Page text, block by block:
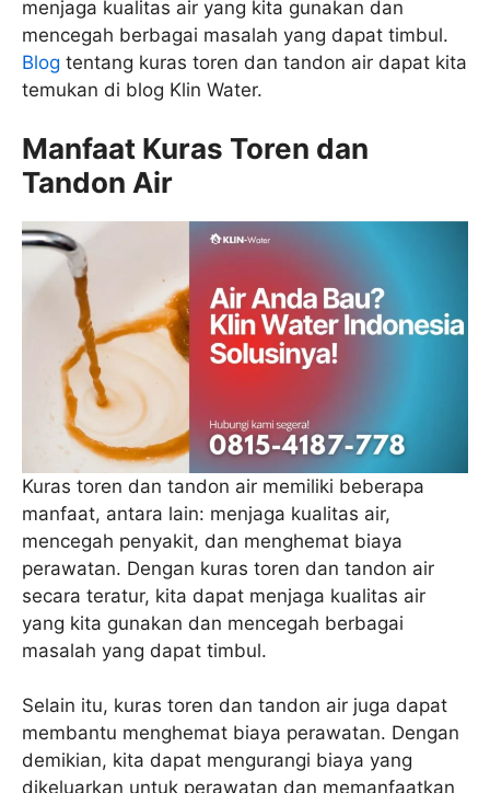
menjaga kualitas air yang kita gunakan dan
mencegah berbagai masalah yang dapat timbul.
Blog tentang kuras toren dan tandon air dapat kita
temukan di blog Klin Water.
Manfaat Kuras Toren dan
Tandon Air
Kuras toren dan tandon air memiliki beberapa
manfaat, antara lain: menjaga kualitas air,
mencegah penyakit, dan menghemat biaya
perawatan. Dengan kuras toren dan tandon air
secara teratur, kita dapat menjaga kualitas air
yang kita gunakan dan mencegah berbagai
masalah yang dapat timbul.
Selain itu, kuras toren dan tandon air juga dapat
membantu menghemat biaya perawatan. Dengan
demikian, kita dapat mengurangi biaya yang
dikeluarkan untuk perawatan dan memanfaatkan